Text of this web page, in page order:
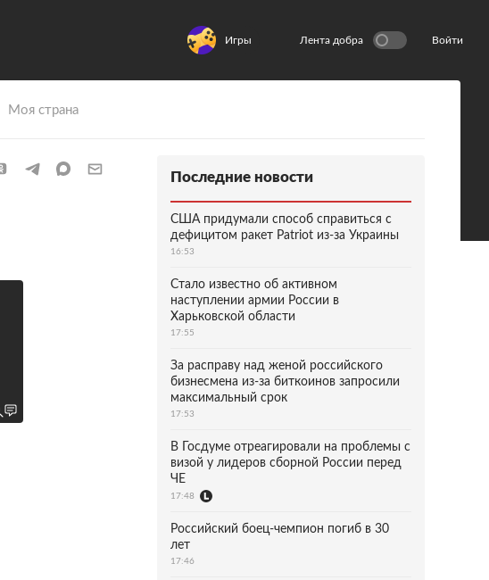
Игры Лента добра Войти
Моя страна
Последние новости
США придумали способ справиться с
дефицитом ракет Patriot из-за Украины
16:53
Стало известно об активном
наступлении армии России в
Харьковской области
17:55
За расправу над женой российского
бизнесмена из-за биткоинов запросили
максимальный срок
17:53
В Госдуме отреагировали на проблемы с
визой у лидеров сборной России перед
ЧЕ
17:48
Российский боец-чемпион погиб в 30
лет
17:46